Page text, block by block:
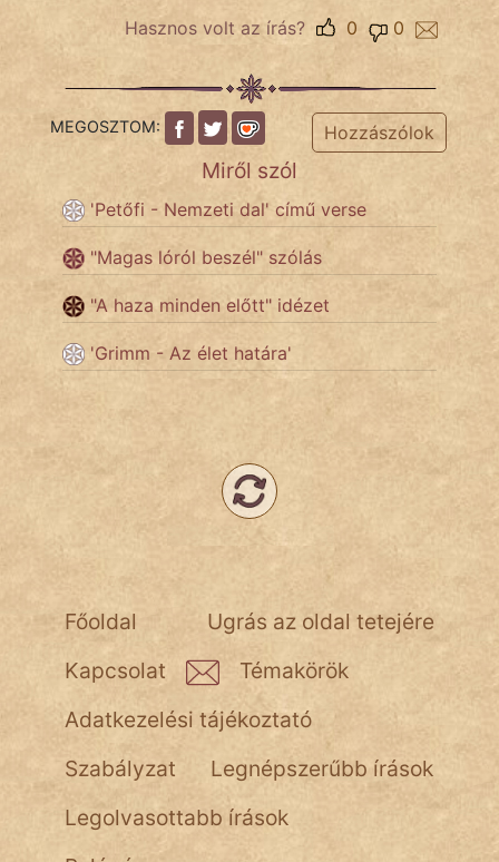
FILM
ÉLETMÓD
MAGYARSÁG
TÖRTÉNELEM
Jób Gedeon
Láron Ádám
vörös ördög
nagyöreg
Hasznos volt az írás? 0
0
MEGOSZTOM: Hozzászólok
Miről szól
'Petőfi - Nemzeti dal' című verse
"Magas lóról beszél" szólás
"A haza minden előtt" idézet
'Grimm - Az élet határa'
Ugrás az oldal tetejére
Főoldal
Kapcsolat
Témakörök
Adatkezelési tájékoztató
Szabályzat
Legnépszerűbb írások
Legolvasottabb írások